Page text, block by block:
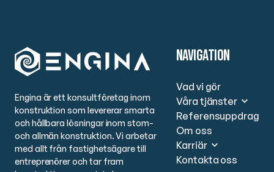
Engina är ett konsultföretag inom
konstruktion som levererar smarta
och hållbara lösningar inom stom-
och allmän konstruktion. Vi arbetar
med allt från fastighetsägare till
entreprenörer och tar fram
Navigation
Vad vi gör
Våra tjänster
Referensuppdrag
Om oss
Karriär
Kontakta oss